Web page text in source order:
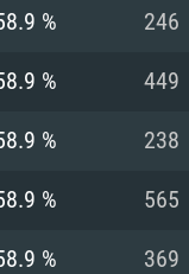
사양
제:
서: Intel
사양
제: Mac OS
서: Core i7
사양
제: Ubuntu
서: Intel
% 246
% 449
% 238
% 565
% 369